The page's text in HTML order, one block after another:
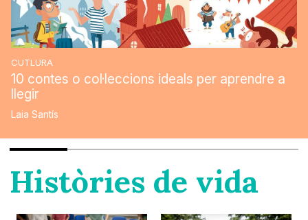
CUTLURA
10 contes o col·leccions ideals per aprendre a
llegir
Laia Santís
Històries de vida